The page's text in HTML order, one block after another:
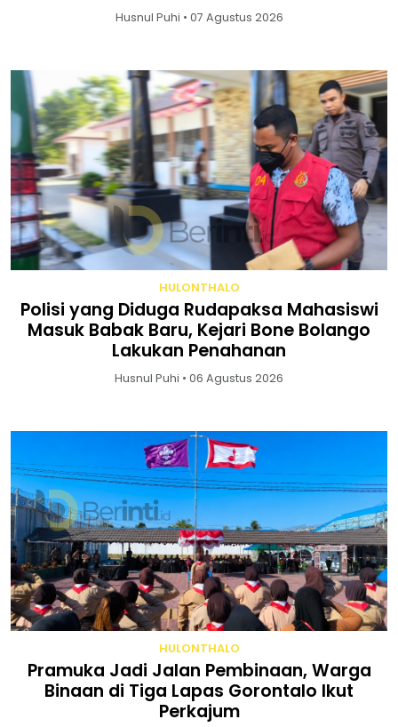
Husnul Puhi • 07 Agustus 2026
HULONTHALO
Polisi yang Diduga Rudapaksa Mahasiswi
Masuk Babak Baru, Kejari Bone Bolango
Lakukan Penahanan
Husnul Puhi • 06 Agustus 2026
HULONTHALO
Pramuka Jadi Jalan Pembinaan, Warga
Binaan di Tiga Lapas Gorontalo Ikut
Perkajum